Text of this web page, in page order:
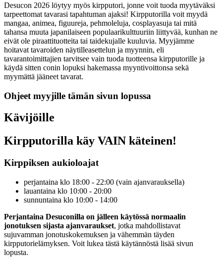
Desucon 2026 löytyy myös kirpputori, jonne voit tuoda myytäväksi
tarpeettomat tavarasi tapahtuman ajaksi! Kirpputorilla voit myydä
mangaa, animea, figuureja, pehmoleluja, cosplayasuja tai mitä
tahansa muuta japanilaiseen populaarikulttuuriin liittyvää, kunhan ne
eivät ole piraattituotteita tai taidekujalle kuuluvia. Myyjämme
hoitavat tavaroiden näytilleasettelun ja myynnin, eli
tavarantoimittajien tarvitsee vain tuoda tuotteensa kirpputorille ja
käydä sitten conin lopuksi hakemassa myyntivoittonsa sekä
myymättä jääneet tavarat.
Ohjeet myyjille tämän sivun lopussa
Kävijöille
Kirpputorilla käy VAIN käteinen!
Kirppiksen aukioloajat
perjantaina klo 18:00 - 22:00 (vain ajanvarauksella)
lauantaina klo 10:00 - 20:00
sunnuntaina klo 10:00 - 14:00
Perjantaina Desuconilla on jälleen käytössä normaalin
jonotuksen sijasta ajanvaraukset, jotka mahdollistavat
sujuvamman jonotuskokemuksen ja vähemmän täyden
kirpputorielämyksen. Voit lukea tästä käytännöstä lisää sivun
lopusta.